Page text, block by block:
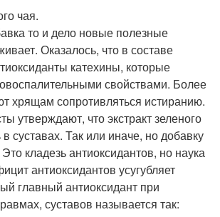
чая.
то и дело новые полезные
Оказалось, что в составе
катехины, которые
свойствами. Более
хрящам сопротивляться истиранию.
утверждают, что экстракт зеленого
суставах. Так или иначе, но добавку
кладезь антиоксидантов, но наука
антиоксидантов усугубляет
главный антиоксидант при
суставов называется так: